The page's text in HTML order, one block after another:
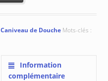
Caniveau de Douche Mots-clés :
Information
complémentaire